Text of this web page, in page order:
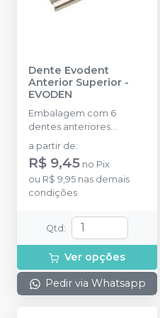
Dente Evodent
Anterior Superior -
EVODEN
Embalagem com 6
dentes anteriores
superiores.
a partir de:
R$ 9,45 no Pix
ou R$ 9,95 nas demais
condições
Qtd :
Ver opções
Pedir via Whatsapp